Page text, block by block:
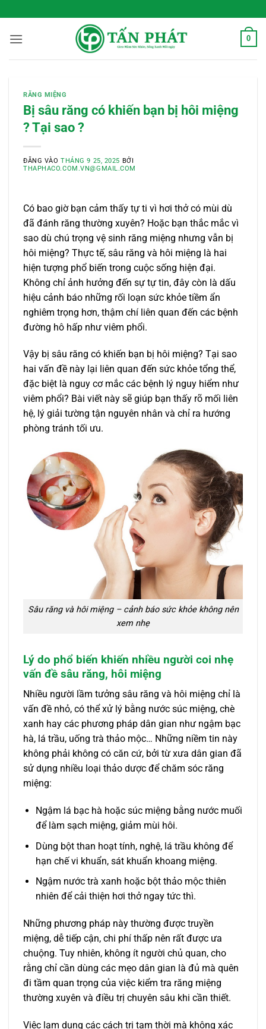
qua
nội
0
RĂNG MIỆNG
Bị sâu răng có khiến bạn bị hôi miệng
? Tại sao ?
ĐĂNG VÀOTHÁNG 9 25, 2025 BỞI
THAPHACO.COM.VN@GMAIL.COM
Có bao giờ bạn cảm thấy tự ti vì hơi thở có mùi dù
đã đánh răng thường xuyên? Hoặc bạn thắc mắc vì
sao dù chú trọng vệ sinh răng miệng nhưng vẫn bị
hôi miệng? Thực tế, sâu răng và hôi miệng là hai
hiện tượng phổ biến trong cuộc sống hiện đại.
Không chỉ ảnh hưởng đến sự tự tin, đây còn là dấu
hiệu cảnh báo những rối loạn sức khỏe tiềm ẩn
nghiêm trọng hơn, thậm chí liên quan đến các bệnh
đường hô hấp như viêm phổi.
Vậy bị sâu răng có khiến bạn bị hôi miệng? Tại sao
hai vấn đề này lại liên quan đến sức khỏe tổng thể,
đặc biệt là nguy cơ mắc các bệnh lý nguy hiểm như
viêm phổi? Bài viết này sẽ giúp bạn thấy rõ mối liên
hệ, lý giải tường tận nguyên nhân và chỉ ra hướng
phòng tránh tối ưu.
Sâu răng và hôi miệng – cảnh báo sức khỏe không nên
xem nhẹ
Lý do phổ biến khiến nhiều người coi nhẹ
vấn đề sâu răng, hôi miệng
Nhiều người lầm tưởng sâu răng và hôi miệng chỉ là
vấn đề nhỏ, có thể xử lý bằng nước súc miệng, chè
xanh hay các phương pháp dân gian như ngậm bạc
hà, lá trầu, uống trà thảo mộc… Những niềm tin này
không phải không có căn cứ, bởi từ xưa dân gian đã
sử dụng nhiều loại thảo dược để chăm sóc răng
miệng:
Ngậm lá bạc hà hoặc súc miệng bằng nước muối
để làm sạch miệng, giảm mùi hôi.
Dùng bột than hoạt tính, nghệ, lá trầu không để
hạn chế vi khuẩn, sát khuẩn khoang miệng.
Ngậm nước trà xanh hoặc bột thảo mộc thiên
nhiên để cải thiện hơi thở ngay tức thì.
Những phương pháp này thường được truyền
miệng, dễ tiếp cận, chi phí thấp nên rất được ưa
chuộng. Tuy nhiên, không ít người chủ quan, cho
rằng chỉ cần dùng các mẹo dân gian là đủ mà quên
đi tầm quan trọng của việc kiểm tra răng miệng
thường xuyên và điều trị chuyên sâu khi cần thiết.
Việc lạm dụng các cách trị tạm thời mà không xác